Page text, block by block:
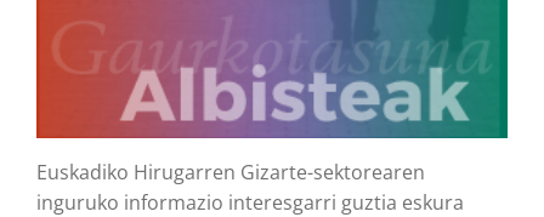
Euskadiko Hirugarren Gizarte-sektorearen
inguruko informazio interesgarri guztia eskura